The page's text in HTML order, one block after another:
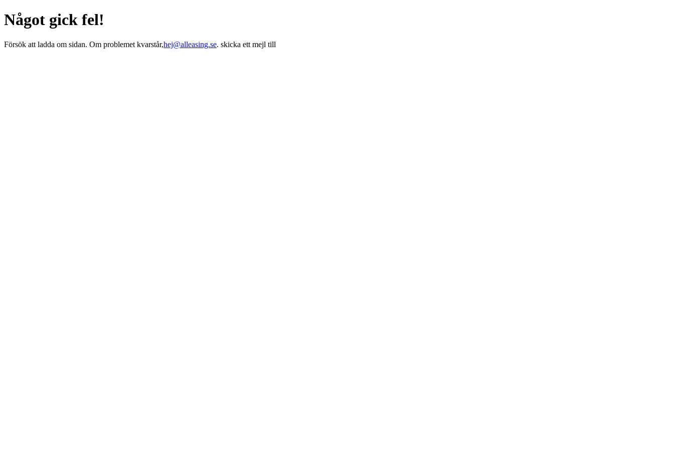
Något gick fel!
Försök att ladda om sidan. Om problemet kvarstår,hej@alleasing.se. skicka ett mejl till